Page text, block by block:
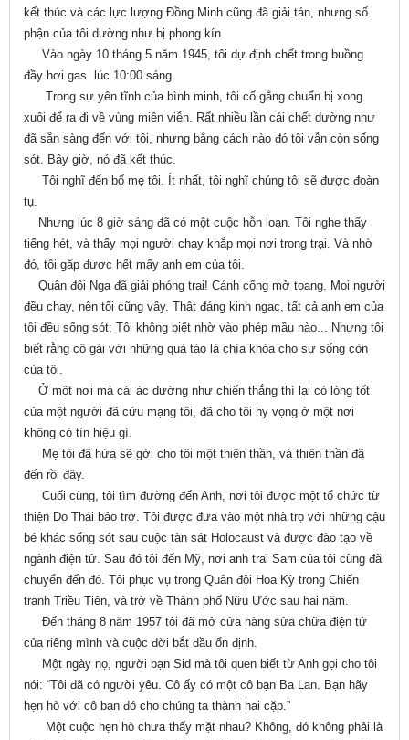
kết thúc và các lực lượng Đồng Minh cũng đã giải tán, nhưng số
phận của tôi dường như bị phong kín.
Vào ngày 10 tháng 5 năm 1945, tôi dự định chết trong buồng
đầy hơi gas lúc 10:00 sáng.
Trong sự yên tĩnh của bình minh, tôi cố gắng chuẩn bị xong
xuôi để ra đi về vùng miên viễn. Rất nhiều lần cái chết dường như
đã sẵn sàng đến với tôi, nhưng bằng cách nào đó tôi vẫn còn sống
sót. Bây giờ, nó đã kết thúc.
Tôi nghĩ đến bố mẹ tôi. Ít nhất, tôi nghĩ chúng tôi sẽ được đoàn
tụ.
Nhưng lúc 8 giờ sáng đã có một cuộc hỗn loạn. Tôi nghe thấy
tiếng hét, và thấy mọi người chạy khắp mọi nơi trong trại. Và nhờ
đó, tôi gặp được hết mấy anh em của tôi.
Quân đội Nga đã giải phóng trại! Cánh cổng mở toang. Mọi người
đều chạy, nên tôi cũng vậy. Thật đáng kinh ngạc, tất cả anh em của
tôi đều sống sót; Tôi không biết nhờ vào phép mầu nào... Nhưng tôi
biết rằng cô gái với những quả táo là chìa khóa cho sự sống còn
của tôi.
Ở một nơi mà cái ác dường như chiến thắng thì lại có lòng tốt
của một người đã cứu mạng tôi, đã cho tôi hy vọng ở một nơi
không có tín hiệu gì.
Mẹ tôi đã hứa sẽ gởi cho tôi một thiên thần, và thiên thần đã
đến rồi đây.
Cuối cùng, tôi tìm đường đến Anh, nơi tôi được một tổ chức từ
thiện Do Thái bảo trợ. Tôi được đưa vào một nhà trọ với những cậu
bé khác sống sót sau cuộc tàn sát Holocaust và được đào tạo về
ngành điện tử. Sau đó tôi đến Mỹ, nơi anh trai Sam của tôi cũng đã
chuyển đến đó. Tôi phục vụ trong Quân đội Hoa Kỳ trong Chiến
tranh Triều Tiên, và trở về Thành phố Nữu Ước sau hai năm.
Đến tháng 8 năm 1957 tôi đã mở cửa hàng sửa chữa điện tử
của riêng mình và cuộc đời bắt đầu ổn định.
Một ngày nọ, người bạn Sid mà tôi quen biết từ Anh gọi cho tôi
nói: “Tôi đã có người yêu. Cô ấy có một cô bạn Ba Lan. Bạn hãy
hẹn hò với cô bạn đó cho chúng ta thành hai cặp.”
Một cuộc hẹn hò chưa thấy mặt nhau? Không, đó không phải là